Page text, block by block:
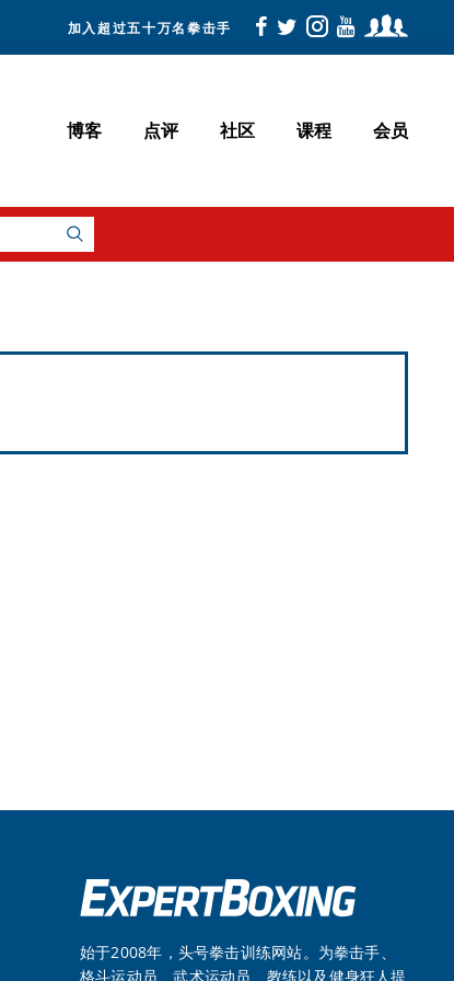
加入超过五十万名拳击手
博客 点评 社区 课程 会员
始于2008年，头号拳击训练网站。为拳击手、
格斗运动员、武术运动员、教练以及健身狂人提